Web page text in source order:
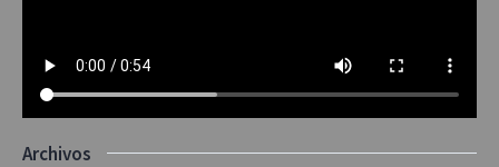
Archivos